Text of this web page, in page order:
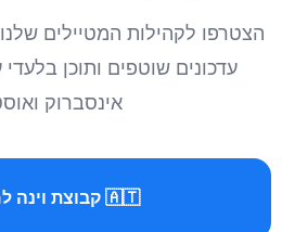
הצטרפו לקהילות המטיילים
עדכונים שוטפים ותוכן
אינסברוק
🇦🇹 קבוצת וינה למטיילים